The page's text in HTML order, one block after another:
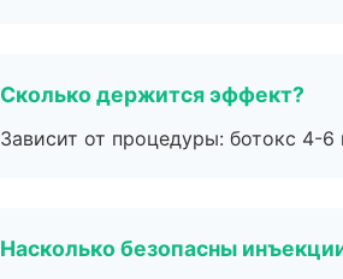
Сколько держится эффект?
Зависит от процедуры: ботокс 4-
Насколько безопасны